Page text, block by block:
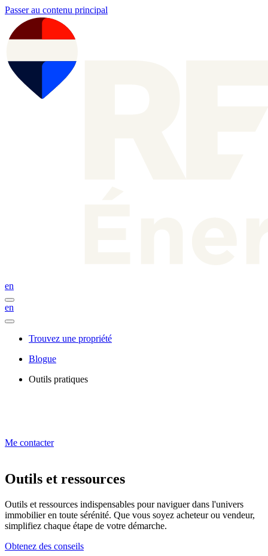
Passer au contenu principal
en
en
Trouvez une propriété
Blogue
Outils pratiques
Me contacter
Outils et ressources
Outils et ressources indispensables pour naviguer dans l'univers
immobilier en toute sérénité. Que vous soyez acheteur ou vendeur,
simplifiez chaque étape de votre démarche.
Obtenez des conseils